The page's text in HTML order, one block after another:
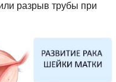
разрыв трубы при